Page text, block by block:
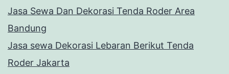
Jasa Sewa Dan Dekorasi Tenda Roder Area
Bandung
Jasa sewa Dekorasi Lebaran Berikut Tenda
Roder Jakarta